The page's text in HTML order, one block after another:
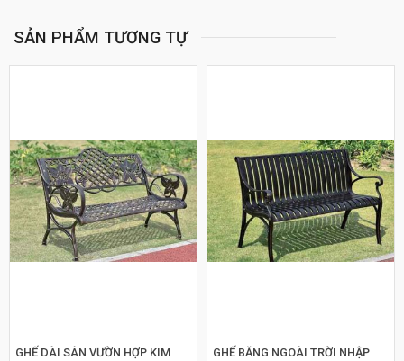
SẢN PHẨM TƯƠNG TỰ
GHẾ DÀI SÂN VƯỜN HỢP KIM
GHẾ BĂNG NGOÀI TRỜI NHẬP